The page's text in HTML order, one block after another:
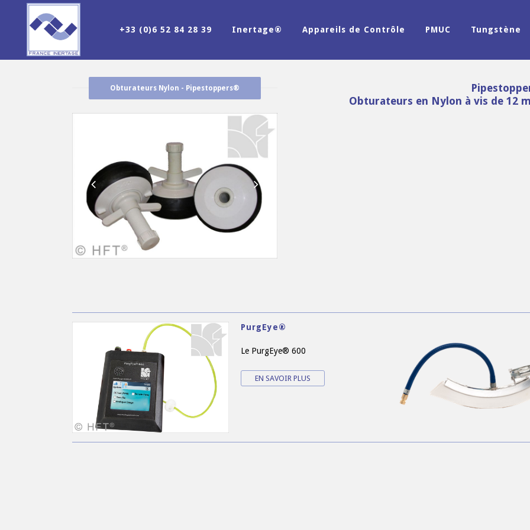
+33 (0)6 52 84 28 39 Inertage® Appareils de Contrôle PMUC Tungstène
Obturateurs Nylon - Pipestoppers®
Obturateurs en Nylon à vis de 12
PurgEye®
Le PurgEye® 600
EN SAVOIR PLUS